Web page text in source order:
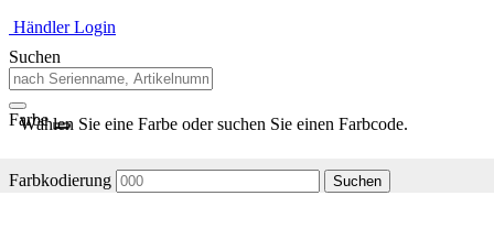
Händler Login
Suchen
Farbe
Wählen Sie eine Farbe oder suchen Sie einen Farbcode.
Farbkodierung Suchen